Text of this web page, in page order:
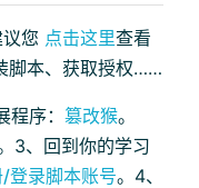
您 点击这里查看
脚本、获取授权……
序： 篡改猴。
3、回到你的学习
登录脚本账号。4、